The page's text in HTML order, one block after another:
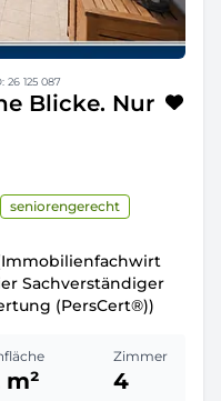
125 087
Blicke. Nur
seniorengerecht
Sachverständiger
(PersCert®))
m²
Zimmer
4